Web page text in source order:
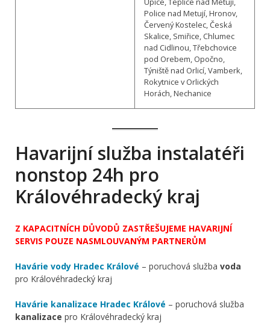
Police nad Metují, Hronov,
Červený Kostelec, Česká
Skalice, Smiřice, Chlumec
nad Cidlinou, Třebchovice
pod Orebem, Opočno,
Týniště nad Orlicí, Vamberk,
Rokytnice v Orlických
Horách, Nechanice
Havarijní služba instalatéři
nonstop 24h pro
Královéhradecký kraj
Z KAPACITNÍCH DŮVODŮ ZASTŘEŠUJEME HAVARIJNÍ
SERVIS POUZE NASMLOUVANÝM PARTNERŮM
Havárie vody Hradec Králové – poruchová služba voda
pro Královéhradecký kraj
Havárie kanalizace Hradec Králové – poruchová služba
kanalizace pro Královéhradecký kraj